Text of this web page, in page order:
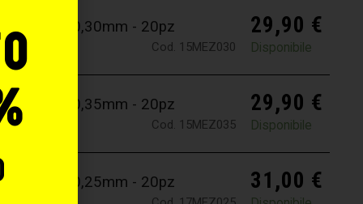
Magnum 0,30mm - 20pz
Cod. 15MEZ030
29,90 €
Disponibile
Magnum 0,35mm - 20pz
Cod. 15MEZ035
29,90 €
Disponibile
Magnum 0,25mm - 20pz 31,00 €